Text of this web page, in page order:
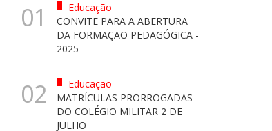
01
Educação
CONVITE PARA A ABERTURA
DA FORMAÇÃO PEDAGÓGICA -
2025
02
Educação
MATRÍCULAS PRORROGADAS
DO COLÉGIO MILITAR 2 DE
JULHO